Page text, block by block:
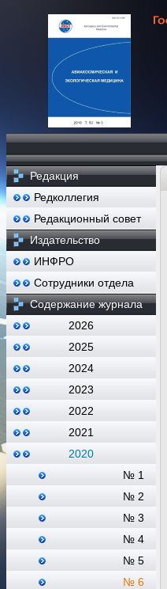
Редакция
Редколлегия
Редакционный совет
Издательство
ИНФРО
Сотрудники отдела
Содержание журнала
2026
2025
2024
2023
2022
2021
2020
№ 1
№ 2
№ 3
№ 4
№ 5
№ 6